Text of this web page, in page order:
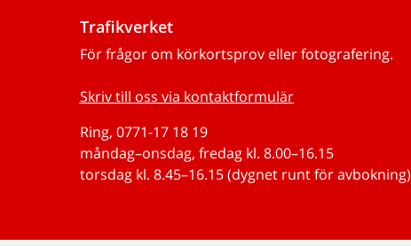
Trafikverket
För frågor om körkortsprov eller fotografering.
Skriv till oss via kontaktformulär
Ring, 0771-17 18 19
måndag–onsdag, fredag kl. 8.00–16.15
torsdag kl. 8.45–16.15 (dygnet runt för avbokning)